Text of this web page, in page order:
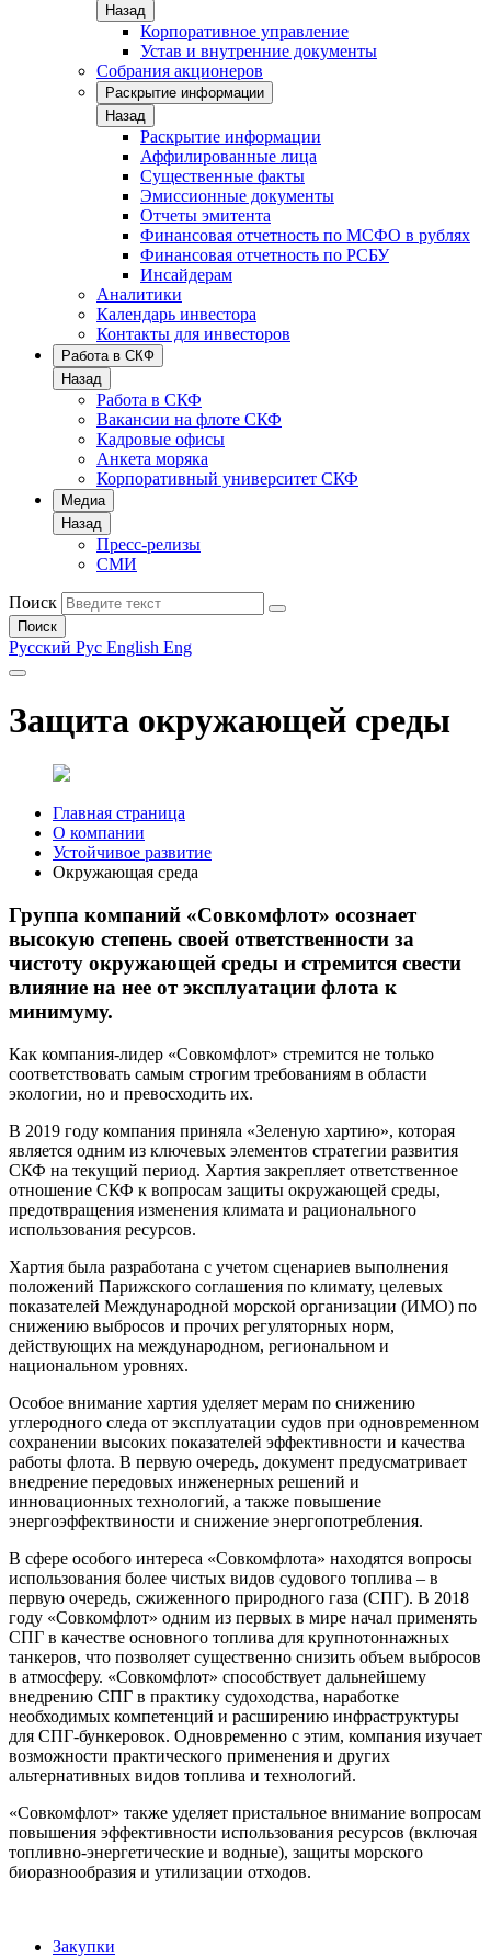
Назад
Корпоративное управление
Устав и внутренние документы
Собрания акционеров
Раскрытие информации
Назад
Раскрытие информации
Аффилированные лица
Существенные факты
Эмиссионные документы
Отчеты эмитента
Финансовая отчетность по МСФО в рублях
Финансовая отчетность по РСБУ
Инсайдерам
Аналитики
Календарь инвестора
Контакты для инвесторов
Работа в СКФ
Назад
Работа в СКФ
Вакансии на флоте СКФ
Кадровые офисы
Анкета моряка
Корпоративный университет СКФ
Медиа
Назад
Пресс-релизы
СМИ
Поиск
Поиск
Русский Рус English Eng
Защита окружающей среды
Главная страница
О компании
Устойчивое развитие
Окружающая среда
Группа компаний «Совкомфлот» осознает
высокую степень своей ответственности за
чистоту окружающей среды и стремится свести
влияние на нее от эксплуатации флота к
минимуму.
Как компания-лидер «Совкомфлот» стремится не только
соответствовать самым строгим требованиям в области
экологии, но и превосходить их.
В 2019 году компания приняла «Зеленую хартию», которая
является одним из ключевых элементов стратегии развития
СКФ на текущий период. Хартия закрепляет ответственное
отношение СКФ к вопросам защиты окружающей среды,
предотвращения изменения климата и рационального
использования ресурсов.
Хартия была разработана с учетом сценариев выполнения
положений Парижского соглашения по климату, целевых
показателей Международной морской организации (ИМО) по
снижению выбросов и прочих регуляторных норм,
действующих на международном, региональном и
национальном уровнях.
Особое внимание хартия уделяет мерам по снижению
углеродного следа от эксплуатации судов при одновременном
сохранении высоких показателей эффективности и качества
работы флота. В первую очередь, документ предусматривает
внедрение передовых инженерных решений и
инновационных технологий, а также повышение
энергоэффектвиности и снижение энергопотребления.
В сфере особого интереса «Совкомфлота» находятся вопросы
использования более чистых видов судового топлива – в
первую очередь, сжиженного природного газа (СПГ). В 2018
году «Совкомфлот» одним из первых в мире начал применять
СПГ в качестве основного топлива для крупнотоннажных
танкеров, что позволяет существенно снизить объем выбросов
в атмосферу. «Совкомфлот» способствует дальнейшему
внедрению СПГ в практику судоходства, наработке
необходимых компетенций и расширению инфраструктуры
для СПГ-бункеровок. Одновременно с этим, компания изучает
возможности практического применения и других
альтернативных видов топлива и технологий.
«Совкомфлот» также уделяет пристальное внимание вопросам
повышения эффективности использования ресурсов (включая
топливно-энергетические и водные), защиты морского
биоразнообразия и утилизации отходов.
Закупки